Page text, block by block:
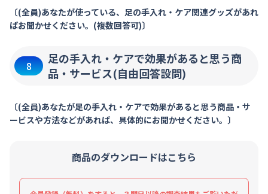
〔(全員)あなたが使っている、足の手入れ・ケア関連グッズがあれ
ばお聞かせください。(複数回答可)〕
8
足の手入れ・ケアで効果があると思う商
品・サービス(自由回答設問)
〔(全員)あなたが足の手入れ・ケアで効果があると思う商品・サ
ービスや方法などがあれば、具体的にお聞かせください。〕
商品のダウンロードはこちら